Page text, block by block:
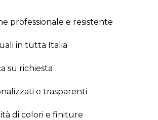
professionale e resistente
in tutta Italia
su richiesta
e trasparenti
di colori e finiture